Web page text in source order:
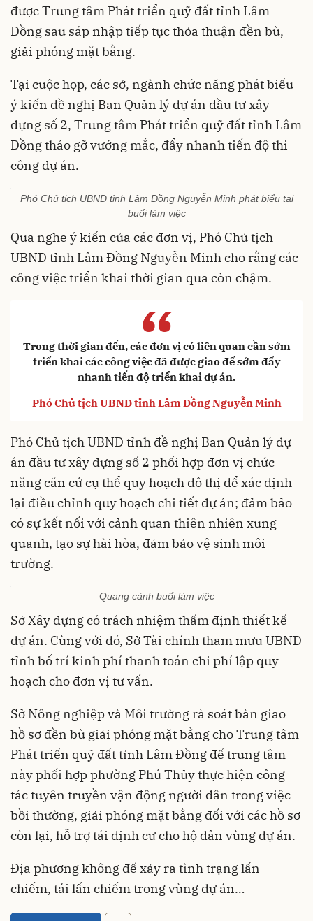
được Trung tâm Phát triển quỹ đất tỉnh Lâm
Đồng sau sáp nhập tiếp tục thỏa thuận đền bù,
giải phóng mặt bằng.
Tại cuộc họp, các sở, ngành chức năng phát biểu
ý kiến đề nghị Ban Quản lý dự án đầu tư xây
dựng số 2, Trung tâm Phát triển quỹ đất tỉnh Lâm
Đồng tháo gỡ vướng mắc, đẩy nhanh tiến độ thi
công dự án.
Phó Chủ tịch UBND tỉnh Lâm Đồng Nguyễn Minh phát biểu tại
buổi làm việc
Qua nghe ý kiến của các đơn vị, Phó Chủ tịch
UBND tỉnh Lâm Đồng Nguyễn Minh cho rằng các
công việc triển khai thời gian qua còn chậm.
“
Trong thời gian đến, các đơn vị có liên quan cần sớm
triển khai các công việc đã được giao để sớm đẩy
nhanh tiến độ triển khai dự án.
Phó Chủ tịch UBND tỉnh Lâm Đồng Nguyễn Minh
Phó Chủ tịch UBND tỉnh đề nghị Ban Quản lý dự
án đầu tư xây dựng số 2 phối hợp đơn vị chức
năng căn cứ cụ thể quy hoạch đô thị để xác định
lại điều chỉnh quy hoạch chi tiết dự án; đảm bảo
có sự kết nối với cảnh quan thiên nhiên xung
quanh, tạo sự hài hòa, đảm bảo vệ sinh môi
trường.
Quang cảnh buổi làm việc
Sở Xây dựng có trách nhiệm thẩm định thiết kế
dự án. Cùng với đó, Sở Tài chính tham mưu UBND
tỉnh bố trí kinh phí thanh toán chi phí lập quy
hoạch cho đơn vị tư vấn.
Sở Nông nghiệp và Môi trường rà soát bàn giao
hồ sơ đền bù giải phóng mặt bằng cho Trung tâm